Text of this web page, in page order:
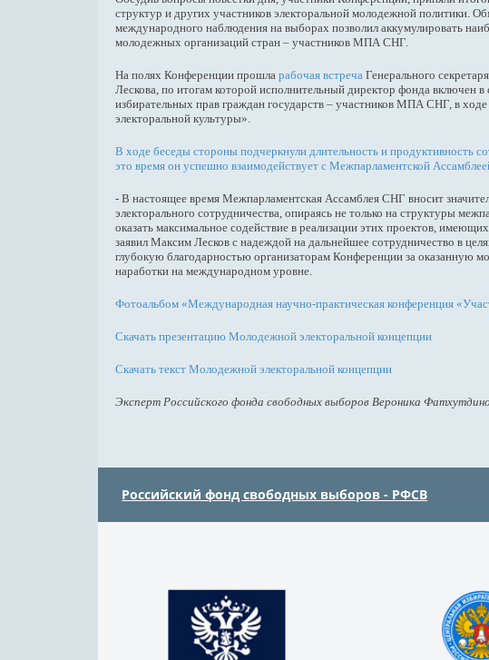
структур и других участников электоральной молодежной политики.
международного наблюдения на выборах позволил аккумулировать
молодежных организаций стран – участников МПА СНГ.
На полях Конференции прошла рабочая встреча Генерального
Лескова, по итогам которой исполнительный директор фонда включен
избирательных прав граждан государств – участников МПА СНГ, в
электоральной культуры».
В ходе беседы стороны подчеркнули длительность и продуктивность
это время он успешно взаимодействует с Межпарламентской
- В настоящее время Межпарламентская Ассамблея СНГ вносит
электорального сотрудничества, опираясь не только на структуры
оказать максимальное содействие в реализации этих проектов,
заявил Максим Лесков с надеждой на дальнейшее сотрудничество в
глубокую благодарностью организаторам Конференции за оказанную
наработки на международном уровне.
Фотоальбом «Международная научно-практическая конференция
Скачать презентацию Молодежной электоральной концепции
Скачать текст Молодежной электоральной концепции
Эксперт Российского фонда свободных выборов Вероника
Российский фонд свободных выборов - РФСВ